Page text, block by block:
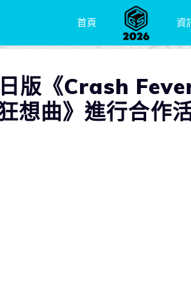
首頁 資
日版《Crash
想曲》進行合作